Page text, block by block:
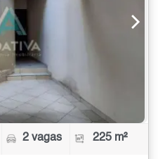
2 vagas 225 m²